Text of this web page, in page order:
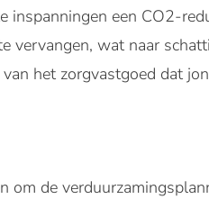
inspanningen een CO2-
vervangen, wat naar
het zorgvastgoed dat
de